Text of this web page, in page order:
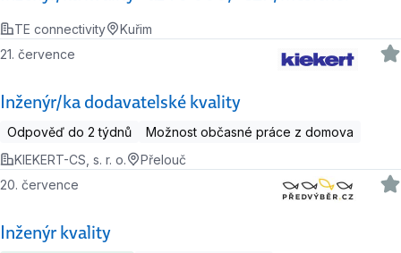
TE connectivity Kuřim
Inženýr/ka dodavatelské kvality
21. července
Odpověď do 2 týdnů
Možnost občasné práce z domova
KIEKERT-CS, s. r. o.
Přelouč
Inženýr kvality
20. července